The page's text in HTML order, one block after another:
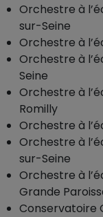
Orchestre à
sur-Seine
Orchestre à
Orchestre à
Seine
Orchestre à
Romilly
Orchestre à
Orchestre à
sur-Seine
Orchestre à
Grande
Conservatoire